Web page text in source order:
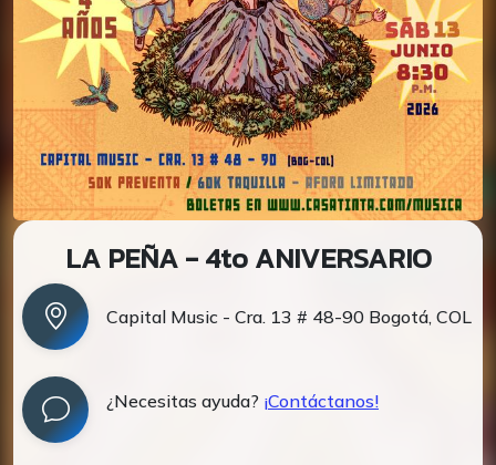
LA PEÑA - 4to ANIVERSARIO
Capital Music - Cra. 13 # 48-90 Bogotá, COL
¿Necesitas ayuda? ¡Contáctanos!